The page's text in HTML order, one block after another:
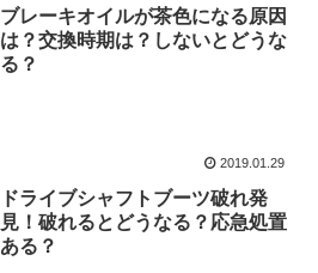
ブレーキオイルが茶色になる原因
は？交換時期は？しないとどうな
る？
2019.01.29
ドライブシャフトブーツ破れ発
見！破れるとどうなる？応急処置
ある？